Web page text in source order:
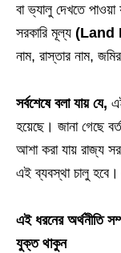
বা ভ্যালু দেখতে
সরকারি মূল্য (Land
নাম, রাস্তার নাম,
সর্বশেষে বলা যায় যে,
হয়েছে। জানা গেছে
আশা করা যায় রাজ্য
এই ব্যবস্থা চালু
এই ধরনের অর্থনীতি
যুক্ত থাকুন